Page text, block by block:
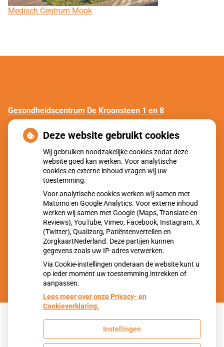
Medisch Centrum Mook
Gezondheidscentrum De Kroonsteen 1 en 8
Gezond hart in Malden
Gezondheidscentrum De Vuursteen
Gezond hart in Molenhoek
Huisartsenpraktijk Overasselt
Gezond hart in Overasselt
Huisartsenpraktijk MC Mook
Gezond hart in Mook
Uw Zorg Online|Beheer
Deze website gebruikt cookies
Wij gebruiken noodzakelijke cookies zodat deze
website goed kan werken. Voor analytische
cookies en externe inhoud vragen wij uw
toestemming.
Voor analytische cookies werken wij samen met
Matomo en Google Analytics. Voor externe inhoud
werken wij samen met Google (Maps, Translate en
Reviews), YouTube, Vimeo, Facebook, Instagram, X
(Twitter), Qualizorg, Patiëntenvertellen en
ZorgkaartNederland. Deze partijen kunnen
gegevens zoals uw IP-adres verwerken.
Via Cookie-instellingen onderaan de website kunt u
op ieder moment uw toestemming intrekken of
aanpassen.
Lees meer over onze Privacy- en
Cookieverklaring.
Instellingen